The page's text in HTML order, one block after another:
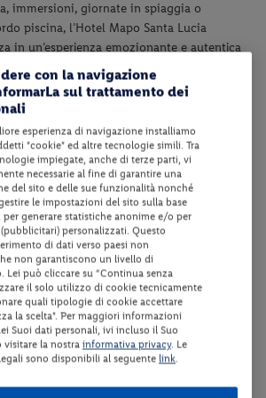
immersioni, giornate in spiaggia o
piscina, l’Hotel Mapo Santa Lucia
in un’esperienza emozionante e autentica
suggestivo.
struttura
reception, ascensore, bar, ristorante, piscina
ombrelloni fino ad esaurimento e piscina
esterno, giardino e
Wi-Fi in tutta la struttura.
noleggio biciclette e e-bike, campo da
noleggio surf e windsurf.
dotate di servizi privati, asciugacapelli,
mini frigo, collegamento internet
multiple hanno 2 camere con letto
con la navigazione
sul trattamento dei
esperienza di navigazione installiamo
"cookie" ed altre tecnologie simili. Tra
impiegate, anche di terze parti, vi
necessarie al fine di garantire una
del sito e delle sue funzionalità nonché
le impostazioni del sito sulla base
per generare statistiche anonime e/o per
personalizzati. Questo
di dati verso paesi non
non garantiscono un livello di
Lei può cliccare su “Continua senza
il solo utilizzo di cookie tecnicamente
quali tipologie di cookie accettare
la scelta". Per maggiori informazioni
Suoi dati personali, ivi incluso il Suo
la nostra informativa privacy. Le
sono disponibili al seguente link.